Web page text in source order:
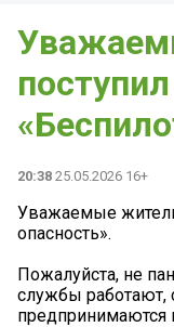
20:38 25.05.2026 16+
️Уважаемые
опасность».
Пожалуйста, не
службы работают,